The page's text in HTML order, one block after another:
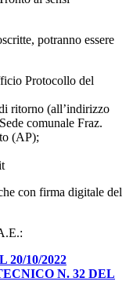
potranno essere
Protocollo del
ritorno (all’indirizzo
comunale Fraz.
(AP);
con firma digitale del
20/10/2022
N. 32 DEL